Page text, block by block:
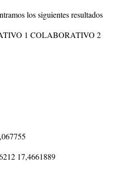
los siguientes resultados
1 COLABORATIVO 2
17,4661889